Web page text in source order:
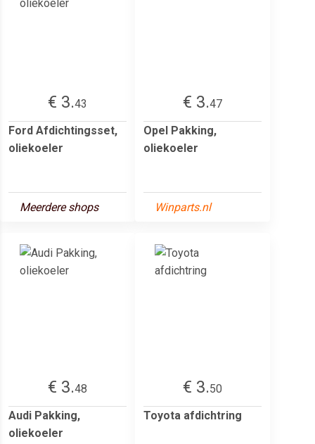
€ 3.43
Ford Afdichtingsset,
oliekoeler
Meerdere shops
€ 3.47
Opel Pakking,
oliekoeler
Winparts.nl
€ 3.48
Audi Pakking,
oliekoeler
€ 3.50
Toyota afdichtring